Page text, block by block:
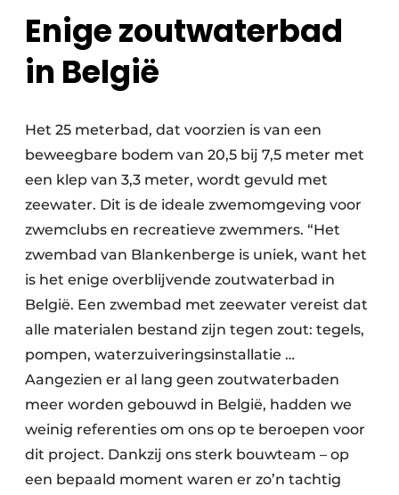
Enige zoutwaterbad
in België
Het 25 meterbad, dat voorzien is van een
beweegbare bodem van 20,5 bij 7,5 meter met
een klep van 3,3 meter, wordt gevuld met
zeewater. Dit is de ideale zwemomgeving voor
zwemclubs en recreatieve zwemmers. “Het
zwembad van Blankenberge is uniek, want het
is het enige overblijvende zoutwaterbad in
België. Een zwembad met zeewater vereist dat
alle materialen bestand zijn tegen zout: tegels,
pompen, waterzuiveringsinstallatie …
Aangezien er al lang geen zoutwaterbaden
meer worden gebouwd in België, hadden we
weinig referenties om ons op te beroepen voor
dit project. Dankzij ons sterk bouwteam – op
een bepaald moment waren er zo’n tachtig